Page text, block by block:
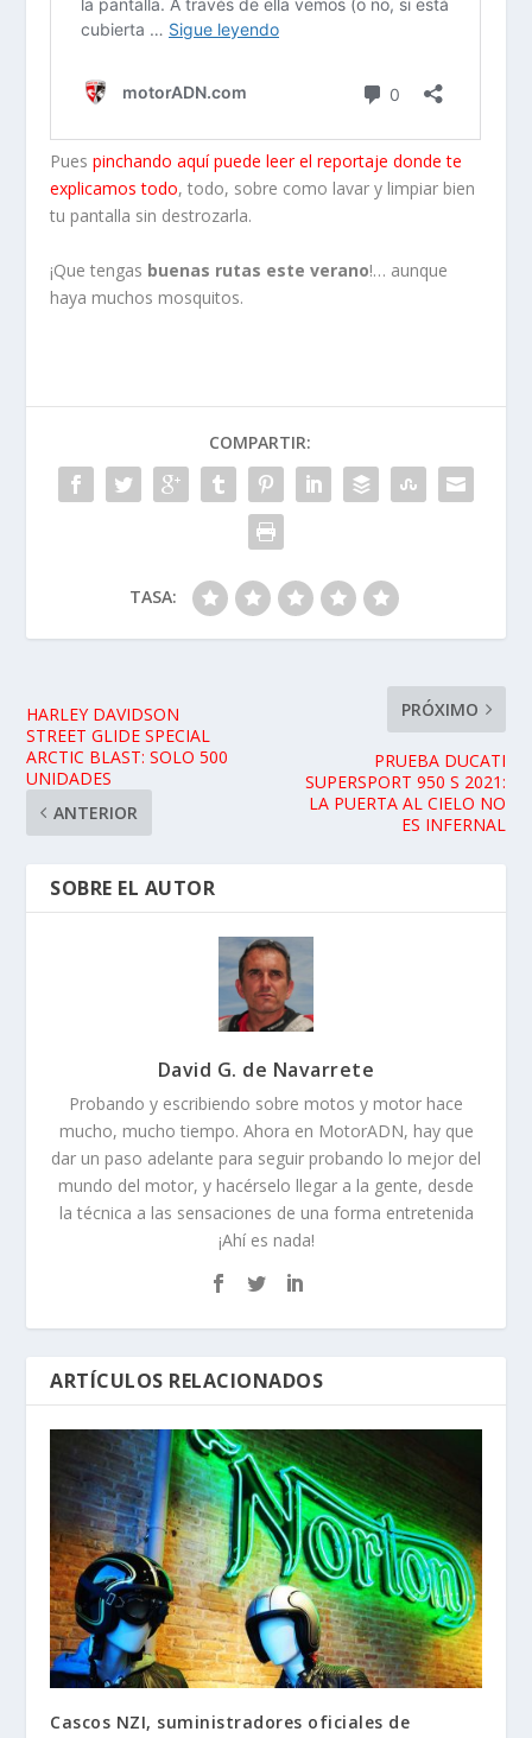
Puespinchando aquí puede leer el reportaje donde te
explicamos todo, todo, sobre como lavar y limpiar bien
tu pantalla sin destrozarla.
¡Que tengas buenas rutas este verano!… aunque
haya muchos mosquitos.
COMPARTIR:
TASA:
HARLEY DAVIDSON
STREET GLIDE SPECIAL
ARCTIC BLAST: SOLO 500
UNIDADES
ANTERIOR
PRÓXIMO
PRUEBA DUCATI
SUPERSPORT 950 S 2021:
LA PUERTA AL CIELO NO
ES INFERNAL
SOBRE EL AUTOR
David G. de Navarrete
Probando y escribiendo sobre motos y motor hace
mucho, mucho tiempo. Ahora en MotorADN, hay que
dar un paso adelante para seguir probando lo mejor del
mundo del motor, y hacérselo llegar a la gente, desde
la técnica a las sensaciones de una forma entretenida
¡Ahí es nada!
ARTÍCULOS RELACIONADOS
Cascos NZI, suministradores oficiales de